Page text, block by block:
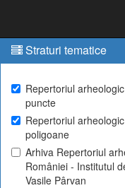
Straturi tematice
Repertoriul
puncte
Repertoriul
poligoane
Arhiva Repertoriul
României - Institutul
Vasile Pârvan